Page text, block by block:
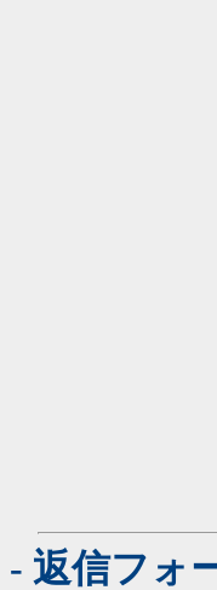
- 返信フォ